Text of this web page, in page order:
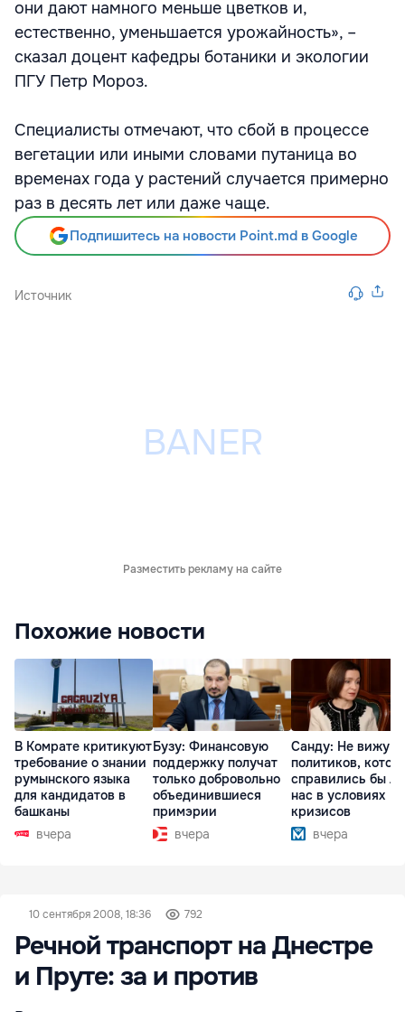
они дают намного меньше цветков и,
естественно, уменьшается урожайность», –
сказал доцент кафедры ботаники и экологии
ПГУ Петр Мороз.
Специалисты отмечают, что сбой в процессе
вегетации или иными словами путаница во
временах года у растений случается примерно
раз в десять лет или даже чаще.
Подпишитесь на новости Point.md в Google
Источник
Разместить рекламу на сайте
Похожие новости
В Комрате критикуют
требование о знании
румынского языка
для кандидатов в
башканы
вчера
Бузу: Финансовую
поддержку получат
только добровольно
объединившиеся
примэрии
вчера
Санду: Не вижу
политиков,
справились бы
нас в условиях
кризисов
вчера
10 сентября 2008, 18:36 792
Речной транспорт на Днестре
и Пруте: за и против